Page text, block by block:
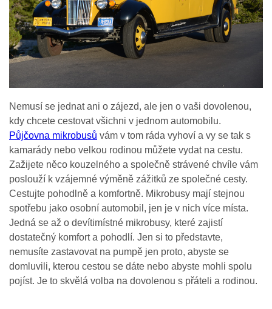
Nemusí se jednat ani o zájezd, ale jen o vaši dovolenou,
kdy chcete cestovat všichni v jednom automobilu.
Půjčovna mikrobusů vám v tom ráda vyhoví a vy se tak s
kamarády nebo velkou rodinou můžete vydat na cestu.
Zažijete něco kouzelného a společně strávené chvíle vám
poslouží k vzájemné výměně zážitků ze společné cesty.
Cestujte pohodlně a komfortně. Mikrobusy mají stejnou
spotřebu jako osobní automobil, jen je v nich více místa.
Jedná se až o devítimístné mikrobusy, které zajistí
dostatečný komfort a pohodlí. Jen si to představte,
nemusíte zastavovat na pumpě jen proto, abyste se
domluvili, kterou cestou se dáte nebo abyste mohli spolu
pojíst. Je to skvělá volba na dovolenou s přáteli a rodinou.